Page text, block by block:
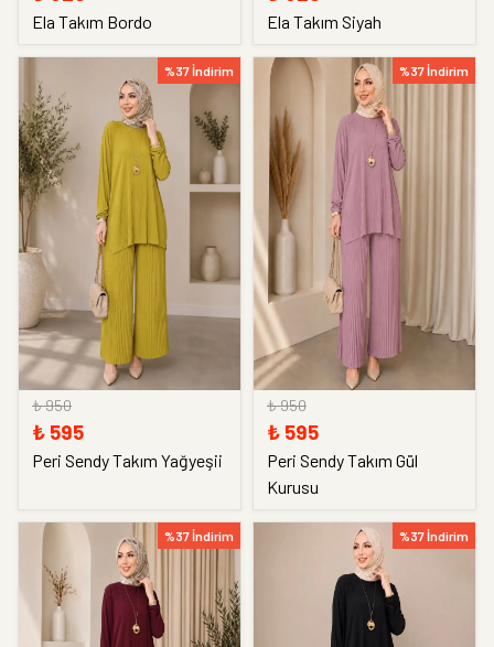
Ela Takım Bordo Ela Takım Siyah
%37 İndirim
₺ 950
₺ 595
Peri Sendy Takım Yağyeşii
%37 İndirim
₺ 950
₺ 595
Peri Sendy Takım Gül
Kurusu
%37 İndirim %37 İndirim